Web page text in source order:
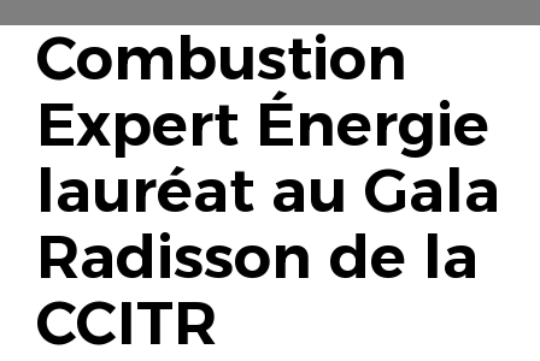
Combustion
Expert Énergie
lauréat au Gala
Radisson de la
CCITR